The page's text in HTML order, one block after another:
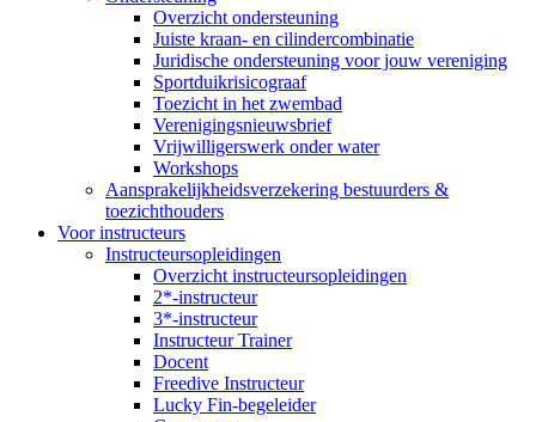
Overzicht ondersteuning
Juiste kraan- en cilindercombinatie
Juridische ondersteuning voor jouw vereniging
Sportduikrisicograaf
Toezicht in het zwembad
Verenigingsnieuwsbrief
Vrijwilligerswerk onder water
Workshops
Aansprakelijkheidsverzekering bestuurders &
toezichthouders
Voor instructeurs
Instructeursopleidingen
Overzicht instructeursopleidingen
2*-instructeur
3*-instructeur
Instructeur Trainer
Docent
Freedive Instructeur
Lucky Fin-begeleider